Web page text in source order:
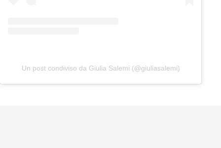
Un post condiviso da Giulia Salemi (@giuliasalemi)